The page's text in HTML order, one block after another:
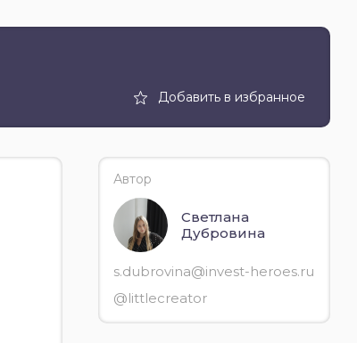
Добавить в избранное
Автор
Светлана
Дубровина
s.dubrovina@invest-heroes.ru
@littlecreator